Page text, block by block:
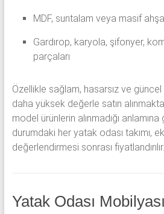
MDF, suntalam veya masif
Gardırop, karyola, şifonyer,
parçaları
Özellikle sağlam, hasarsız ve
daha yüksek değerle satın
model ürünlerin alınmadığı
durumdaki her yatak odası takımı,
değerlendirmesi sonrası fiyatlandırılır.
Yatak Odası